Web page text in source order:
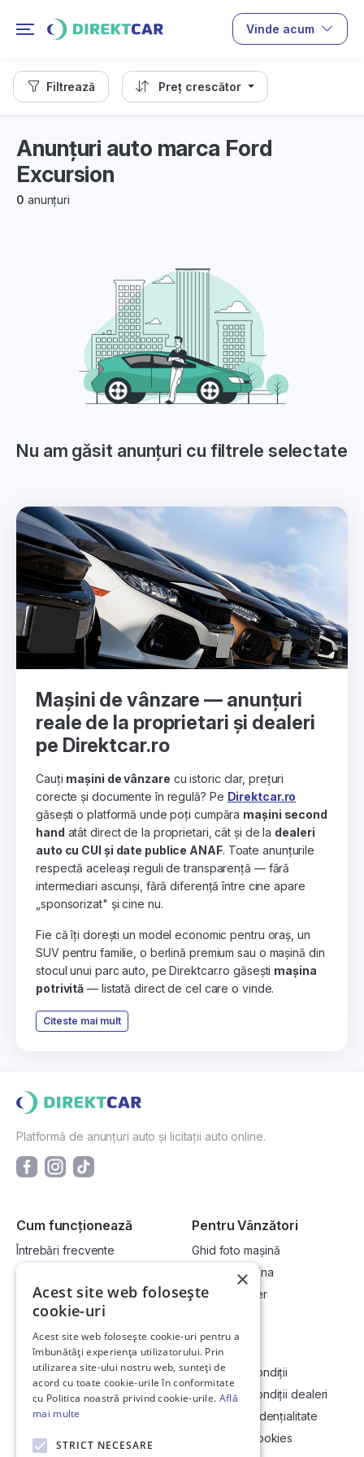
Vinde acum
Filtrează Preț crescător
Anunțuri auto marca Ford
Excursion
0 anunțuri
Nu am găsit anunțuri cu filtrele selectate
Mașini de vânzare — anunțuri
reale de la proprietari și dealeri
pe Direktcar.ro
Cauți mașini de vânzare cu istoric clar, prețuri
corecte și documente în regulă? Pe Direktcar.ro
găsești o platformă unde poți cumpăra mașini second
hand atât direct de la proprietari, cât și de la dealeri
auto cu CUI și date publice ANAF. Toate anunțurile
respectă aceleași reguli de transparență — fără
intermediari ascunși, fără diferență între cine apare
„sponsorizat" și cine nu.
Fie că îți dorești un model economic pentru oraș, un
SUV pentru familie, o berlină premium sau o mașină din
stocul unui parc auto, pe Direktcar.ro găsești mașina
potrivită — listată direct de cel care o vinde.
Citeste mai mult
Platformă de anunțuri auto și licitații auto online.
Cum funcționează
Întrebări frecvente
Cum vând la licitație?
Pentru Vânzători
Ghid foto mașină
Vinde-ți mașina
Devino dealer
Link-uri utile
Informații utile vizionare
Contact
Soluționarea Online a litigiilor
ANCP
Compania
Termeni și condiții
Termeni și condiții dealeri
Politică confidențialitate
Politica de cookies
×
Acest site web folosește
cookie-uri
Acest site web folosește cookie-uri pentru a
îmbunătăți experiența utilizatorului. Prin
utilizarea site-ului nostru web, sunteți de
acord cu toate cookie-urile în conformitate
cu Politica noastră privind cookie-urile. Află
mai multe
STRICT NECESARE